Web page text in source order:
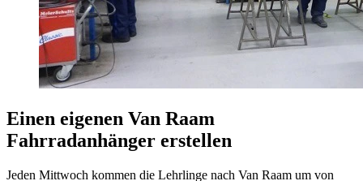
Einen eigenen Van Raam
Fahrradanhänger erstellen
Jeden Mittwoch kommen die Lehrlinge nach Van Raam um von